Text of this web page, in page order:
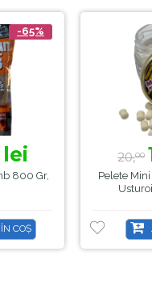
-65%
800 Gr,
COȘ
20,00
Pelete